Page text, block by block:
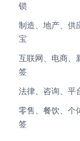
锁
制造、地产、供应链（批量签署 + 系统集成）：契约锁、e 签
宝
互联网、电商、新媒体（轻量化 + 生态）：腾讯电子签、上上
签
法律、咨询、
零售、餐饮、个体商户（低成本 + 简易签约）：智享签、上上
签